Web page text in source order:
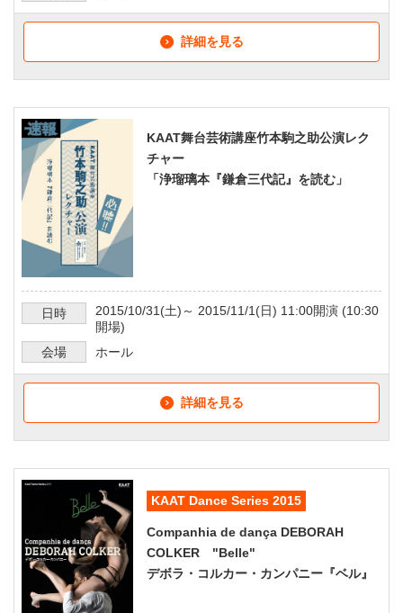
詳細を見る
KAAT舞台芸術講座竹本駒之助公演レク
チャー
「浄瑠璃本『鎌倉三代記』を読む」
日時 2015/10/31 (土)～ 2015/11/1 (日) 11:00開演 (10:30
開場)
会場
ホール
詳細を見る
KAAT Dance Series 2015
Companhia de dança DEBORAH
COLKER "Belle"
デボラ・コルカー・カンパニー『ベル』